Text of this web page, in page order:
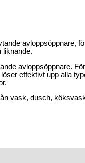
avloppsöppnare,
liknande.
avloppsöppnare.
effektivt upp alla
vask, dusch,